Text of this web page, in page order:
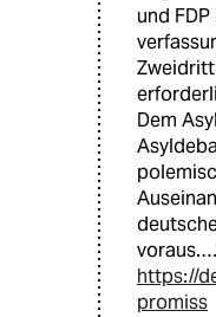
und
Dem
https://
promiss